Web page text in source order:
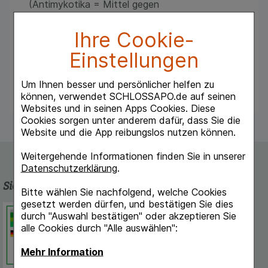
Ihre Cookie-
Einstellungen
Um Ihnen besser und persönlicher helfen zu
können, verwendet SCHLOSSAPO.de auf seinen
Websites und in seinen Apps Cookies. Diese
Cookies sorgen unter anderem dafür, dass Sie die
Website und die App reibungslos nutzen können.
Weitergehende Informationen finden Sie in unserer
Datenschutzerklärung.
Bitte wählen Sie nachfolgend, welche Cookies
gesetzt werden dürfen, und bestätigen Sie dies
durch "Auswahl bestätigen" oder akzeptieren Sie
alle Cookies durch "Alle auswählen":
Mehr Information
(Antimykotika = Mittel gegen
krankheitserregende Pilze) und be kämpft
&am>p;lt;/p>
Die Kopfhaut erhält ihr natürliches
Gleichgewicht zurück, der unangenehme
Sicherheit und Qualität
Schlossapo.de ist registriert beim
Deutschen Institut für Medizinische
Dokumentation und Information.